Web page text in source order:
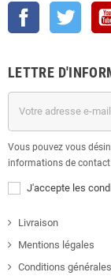
Facebook
LETTRE
Vous pouvez vous
informations de
J'accepte les
Livraison
Mentions légales
Conditions